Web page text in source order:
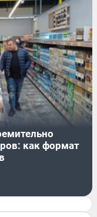
как формат